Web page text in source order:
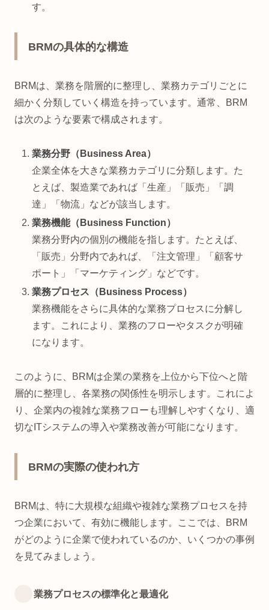
す。
BRMの具体的な構造
BRMは、業務を階層的に整理し、業務カテゴリごとに
細かく分類していく構造を持っています。通常、BRM
は次のような要素で構成されます。
業務分野（Business Area）
企業全体を大きな業務カテゴリに分類します。た
とえば、製造業であれば「生産」「販売」「調
達」「物流」などが該当します。
業務機能（Business Function）
業務分野内の個別の機能を指します。たとえば、
「販売」分野内であれば、「注文管理」「顧客サ
ポート」「マーケティング」などです。
業務プロセス（Business Process）
業務機能をさらに具体的な業務プロセスに分解し
ます。これにより、業務のフローやタスクが明確
になります。
このように、BRMは企業の業務を上位から下位へと階
層的に整理し、各業務の関係性を明示します。これによ
り、企業内の複雑な業務フローも理解しやすくなり、適
切なITシステムの導入や業務改善が可能になります。
BRMの実際の使われ方
BRMは、特に大規模な組織や複雑な業務プロセスを持
つ企業において、有効に機能します。ここでは、BRM
がどのように企業で使われているのか、いくつかの事例
を見てみましょう。
業務プロセスの標準化と最適化